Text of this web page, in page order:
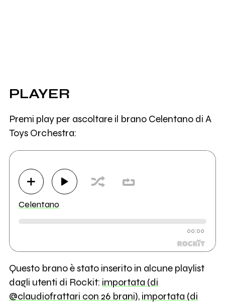
PLAYER
Premi play per ascoltare il brano Celentano di A
Toys Orchestra:
Celentano
00:00
Questo brano è stato inserito in alcune playlist
dagli utenti di Rockit: importata (di
@claudiofrattari con 26 brani), importata (di